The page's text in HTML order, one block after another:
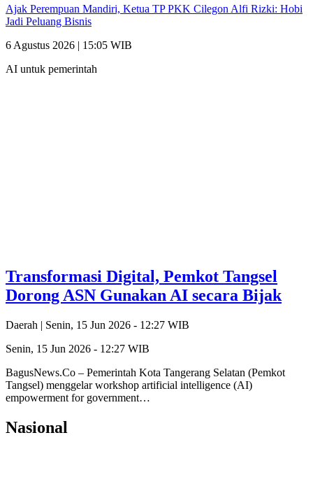
Ajak Perempuan Mandiri, Ketua TP PKK Cilegon Alfi Rizki: Hobi
Jadi Peluang Bisnis
6 Agustus 2026 | 15:05 WIB
AI untuk pemerintah
Transformasi Digital, Pemkot Tangsel
Dorong ASN Gunakan AI secara Bijak
Daerah | Senin, 15 Jun 2026 - 12:27 WIB
Senin, 15 Jun 2026 - 12:27 WIB
BagusNews.Co – Pemerintah Kota Tangerang Selatan (Pemkot
Tangsel) menggelar workshop artificial intelligence (AI)
empowerment for government…
Nasional